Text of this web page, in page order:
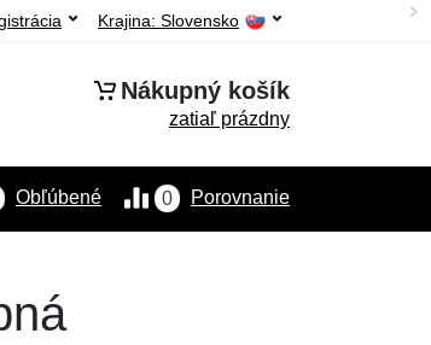
Krajina: Slovensko
Nákupný košík
zatiaľ prázdny
0 Porovnanie
Obľúbené